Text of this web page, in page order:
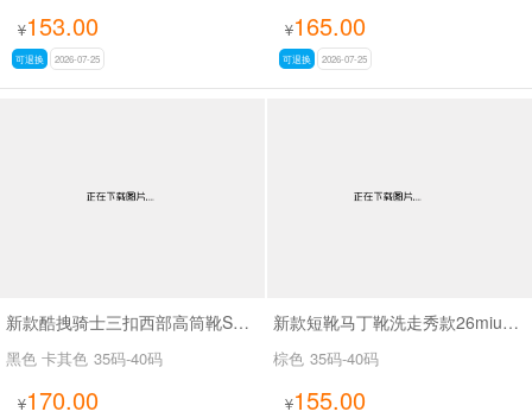
¥153.00
可退换 2026-07-25
¥165.00
可退换 2026-07-25
新款酷拽骑士三扣西部高筒靴SA8042
黑色 卡其色 35码-40码
¥170.00
新款短靴马丁靴洗走秀款26miuSA1061
棕色 35码-40码
¥155.00